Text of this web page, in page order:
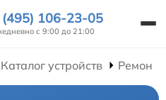
(495) 106-23-05
с 9:00 до 21:00
Каталог устройств Ремонт